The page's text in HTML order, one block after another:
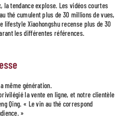
la tendance explose. Les vidéos courtes
thé cumulent plus de 30 millions de vues,
lifestyle Xiaohongshu recense plus de 30
les différentes références.
même génération.
la vente en ligne, et notre clientèle
Qing. « Le vin au thé correspond
»